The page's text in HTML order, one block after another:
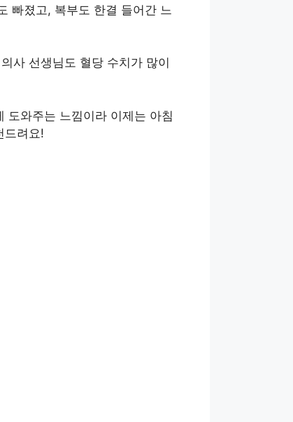
빠졌고, 복부도 한결 들어간 느
사 선생님도 혈당 수치가 많이
도와주는 느낌이라 이제는 아침
드려요!